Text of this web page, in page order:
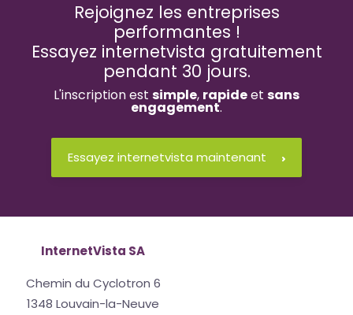
Rejoignez les entreprises
performantes !
Essayez internetvista gratuitement
pendant 30 jours.
L'inscription est simple, rapideet sans
engagement.
Essayez internetvista maintenant
InternetVista SA
Chemin du Cyclotron 6
1348 Louvain-la-Neuve